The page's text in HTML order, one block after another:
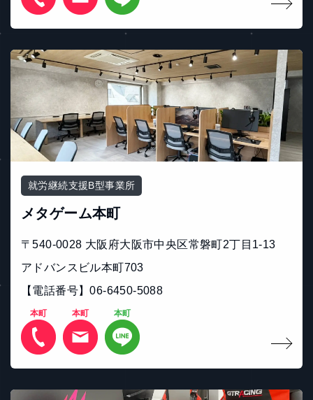
就労継続支援B型事業所
メタゲーム本町
〒540-0028 大阪府大阪市中央区常磐町2丁目1-13
アドバンスビル本町703
【電話番号】06-6450-5088
本町 本町 本町